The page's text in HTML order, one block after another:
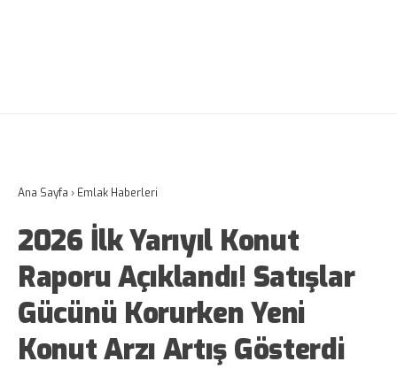
Ana Sayfa › Emlak Haberleri
2026 İlk Yarıyıl Konut
Raporu Açıklandı! Satışlar
Gücünü Korurken Yeni
Konut Arzı Artış Gösterdi